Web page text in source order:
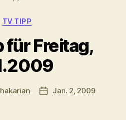
Kategorien
TV TIPP
für Freitag,
Jan. 2, 2009